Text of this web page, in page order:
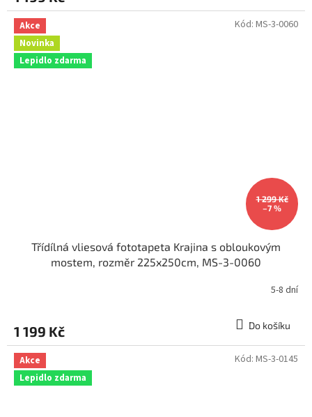
Akce
Novinka
Lepidlo zdarma
1 299 Kč
–7 %
Třídílná vliesová fototapeta Krajina s obloukovým
mostem, rozměr 225x250cm, MS-3-0060
5-8 dní
1 199 Kč Do košíku
Kód: MS-3-0060
Akce
Lepidlo zdarma
Kód: MS-3-0145